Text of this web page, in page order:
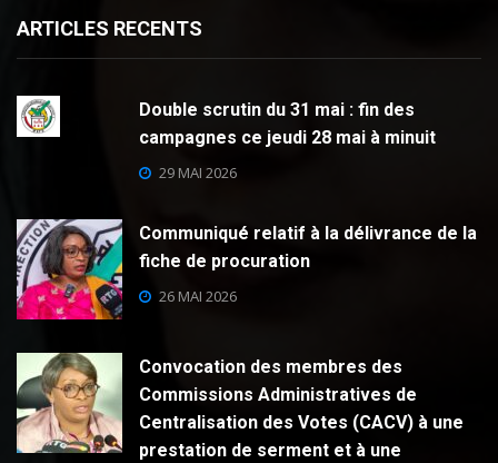
ARTICLES RECENTS
Double scrutin du 31 mai : fin des
campagnes ce jeudi 28 mai à minuit
29 MAI 2026
Communiqué relatif à la délivrance de la
fiche de procuration
26 MAI 2026
Convocation des membres des
Commissions Administratives de
Centralisation des Votes (CACV) à une
prestation de serment et à une